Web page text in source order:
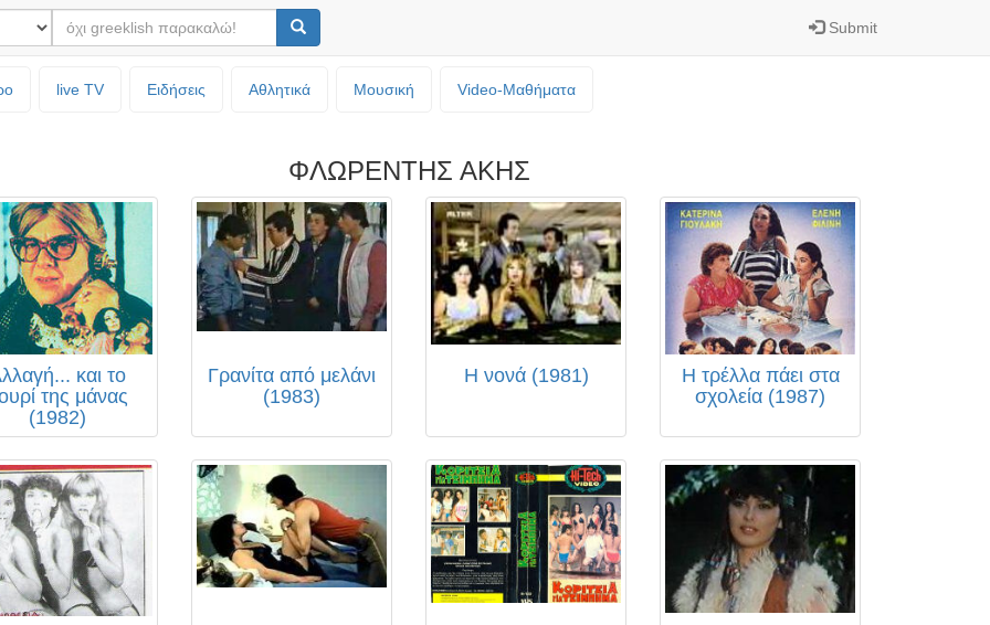
Submit
live TV Ειδήσεις Αθλητικά Μουσική Video-Mαθήματα
ΦΛΩΡΕΝΤΗΣ ΑΚΗΣ
και το
της μάνας
(1982)
Γρανίτα από μελάνι
(1983)
Η νονά (1981)
Η τρέλλα πάει στα
σχολεία (1987)